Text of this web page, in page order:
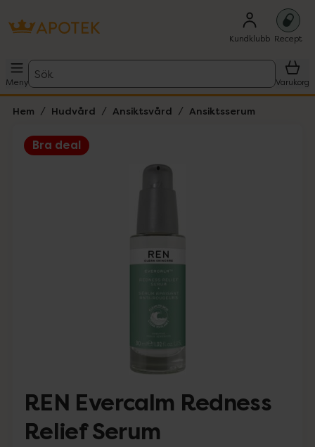
Kundklubb Recept
Meny
Sök
Varukorg
Hem Hudvård Ansiktsvård Ansiktsserum
Bra deal
Lista: . Innehåller 1 objekt.
REN Evercalm Redness
Relief Serum